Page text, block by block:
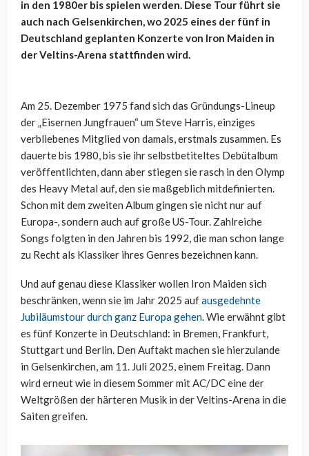
in den 1980er bis spielen werden. Diese Tour führt sie
auch nach Gelsenkirchen, wo 2025 eines der fünf in
Deutschland geplanten Konzerte von Iron Maiden in
der Veltins-Arena stattfinden wird.
Am 25. Dezember 1975 fand sich das Gründungs-Lineup
der „Eisernen Jungfrauen“ um Steve Harris, einziges
verbliebenes Mitglied von damals, erstmals zusammen. Es
dauerte bis 1980, bis sie ihr selbstbetiteltes Debütalbum
veröffentlichten, dann aber stiegen sie rasch in den Olymp
des Heavy Metal auf, den sie maßgeblich mitdefinierten.
Schon mit dem zweiten Album gingen sie nicht nur auf
Europa-, sondern auch auf große US-Tour. Zahlreiche
Songs folgten in den Jahren bis 1992, die man schon lange
zu Recht als Klassiker ihres Genres bezeichnen kann.
Und auf genau diese Klassiker wollen Iron Maiden sich
beschränken, wenn sie im Jahr 2025 aufausgedehnte
Jubiläumstour durch ganz Europa gehen. Wie erwähnt gibt
es fünf Konzerte in Deutschland: in Bremen, Frankfurt,
Stuttgart und Berlin. Den Auftakt machen sie hierzulande
in Gelsenkirchen, am 11. Juli 2025, einem Freitag. Dann
wird erneut wie in diesem Sommer mit AC/DC eine der
Weltgrößen der härteren Musik in der Veltins-Arena in die
Saiten greifen.